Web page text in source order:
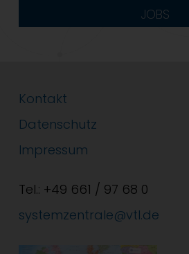
JOBS
Kontakt
Datenschutz
Impressum
Tel.: +49 661 / 97 68 0
systemzentrale@vtl.de